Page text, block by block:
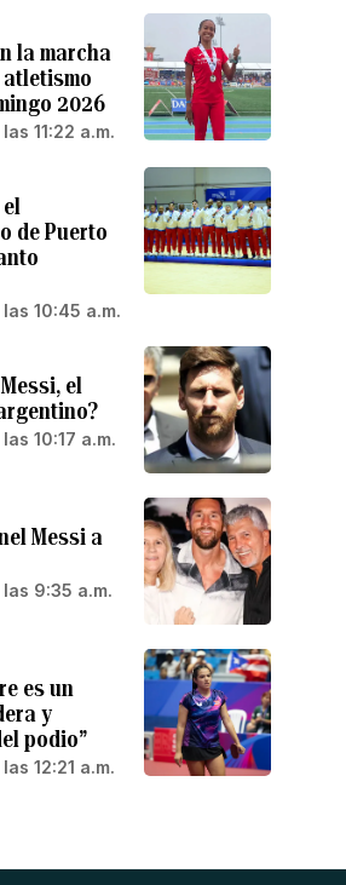
la marcha
2026
11:22 a.m.
de Puerto
10:45 a.m.
el
10:17 a.m.
Messi a
9:35 a.m.
es un
y
podio”
12:21 a.m.